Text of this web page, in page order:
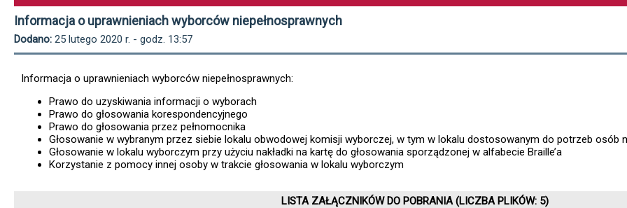
Informacja o uprawnieniach wyborców niepełnosprawnych
Dodano: 25 lutego 2020 r. - godz. 13:57
Informacja o uprawnieniach wyborców niepełnosprawnych:
Prawo do uzyskiwania informacji o wyborach
Prawo do głosowania korespondencyjnego
Prawo do głosowania przez pełnomocnika
Głosowanie w wybranym przez siebie lokalu obwodowej komisji wyborczej, w tym w lokalu dostosowanym do potrzeb osób
Głosowanie w lokalu wyborczym przy użyciu nakładki na kartę do głosowania sporządzonej w alfabecie Braille’a
Korzystanie z pomocy innej osoby w trakcie głosowania w lokalu wyborczym
LISTA ZAŁĄCZNIKÓW DO POBRANIA (LICZBA PLIKÓW: 5)